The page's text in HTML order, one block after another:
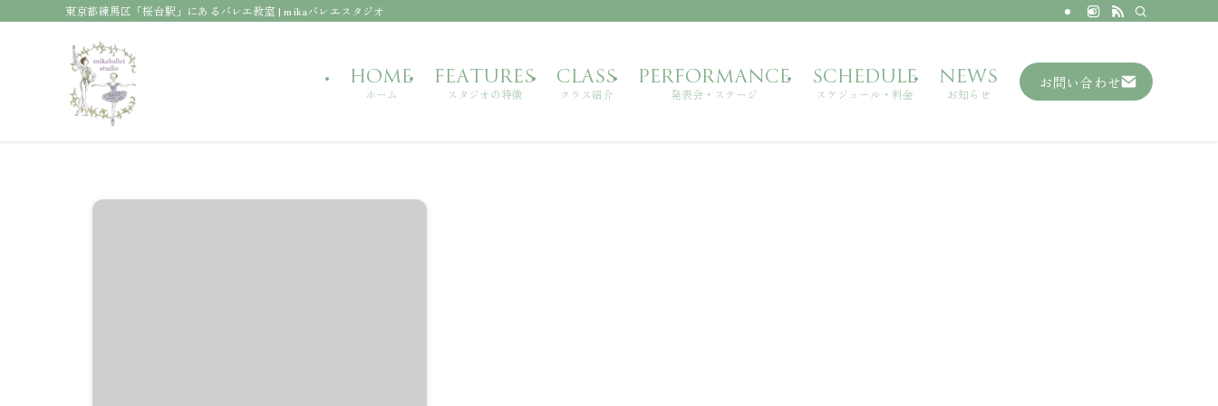
東京都練馬区「桜台駅」にあるバレエ教室 | mikaバレエスタジオ
HOME
ホーム
FEATURES
スタジオの特徴
CLASS
クラス紹介
PERFORMANCE
発表会・ステージ
SCHEDULE
スケジュール・料金
NEWS
お知らせ
お問い合わせ